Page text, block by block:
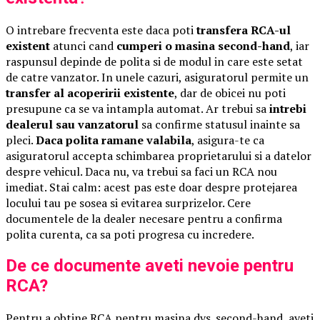
O intrebare frecventa este daca potitransfera RCA-ul
existent atunci cand cumperi o masina second-hand, iar
raspunsul depinde de polita si de modul in care este setat
de catre vanzator. In unele cazuri, asiguratorul permite un
transfer al acoperirii existente, dar de obicei nu poti
presupune ca se va intampla automat. Ar trebui saintrebi
dealerul sau vanzatorul sa confirme statusul inainte sa
pleci.Daca polita ramane valabila, asigura-te ca
asiguratorul accepta schimbarea proprietarului si a datelor
despre vehicul. Daca nu, va trebui sa faci un RCA nou
imediat. Stai calm: acest pas este doar despre protejarea
locului tau pe sosea si evitarea surprizelor. Cere
documentele de la dealer necesare pentru a confirma
polita curenta, ca sa poti progresa cu incredere.
De ce documente aveti nevoie pentru
RCA?